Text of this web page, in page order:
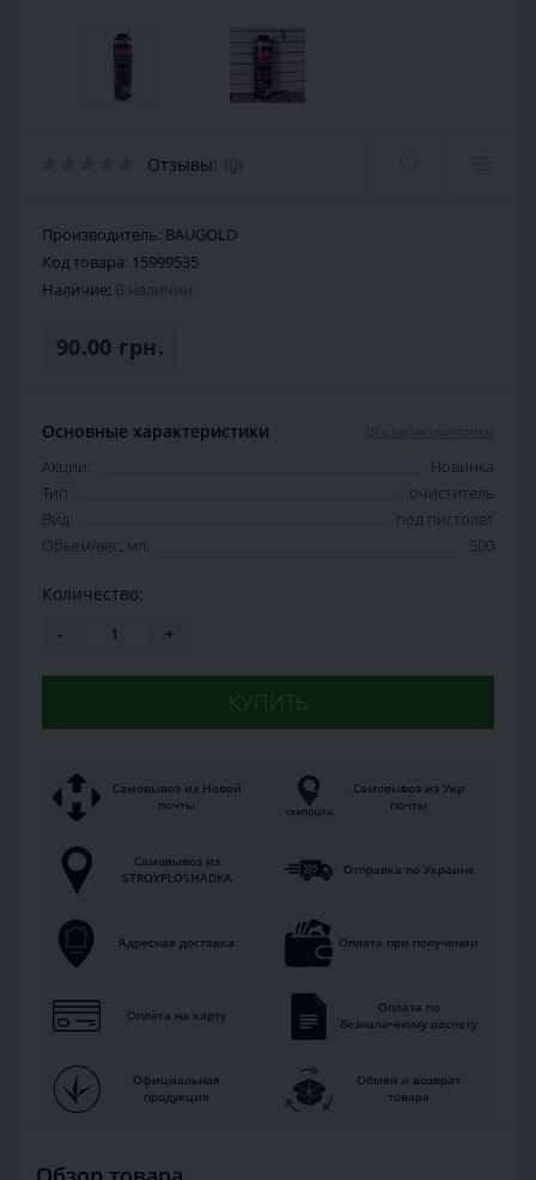
Отзывы: (0)
Производитель: BAUGOLD
Код товара: 15999535
Наличие: В наличии
90.00 грн.
Основные характеристики Все характеристики
Акции:
Новинка
Тип:
очиститель
Вид:
под пистолет
Объем/вес, мл:
500
Количество:
- +
КУПИТЬ
Самовывоз из Новой
почты
Самовывоз из Укр
почты
Самовывоз из
STROYPLOSHADKA
Отправка по Украине
Адресная доставка Оплата при получении
Оплата на карту
Оплата по
безналичному расчету
Официальная
продукция
Обмен и возврат
товара